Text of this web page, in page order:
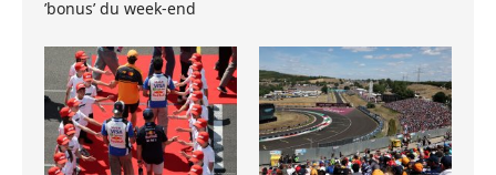
’bonus’ du week-end